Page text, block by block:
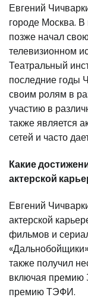
Евгений
городе Москва.
позже начал
телевизионном
Театральный
последние годы
своим ролям в
участию в
также является
сетей и часто
Какие
актерской
Евгений
актерской
фильмов и
также получил
включая премию
премию ТЭФИ.